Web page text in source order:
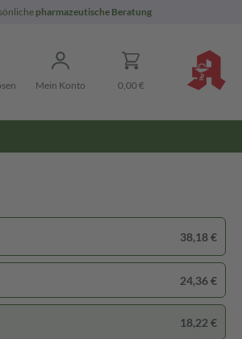
pharmazeutische Beratung
Mein Konto 0,00 €
38,18 €
24,36 €
18,22 €